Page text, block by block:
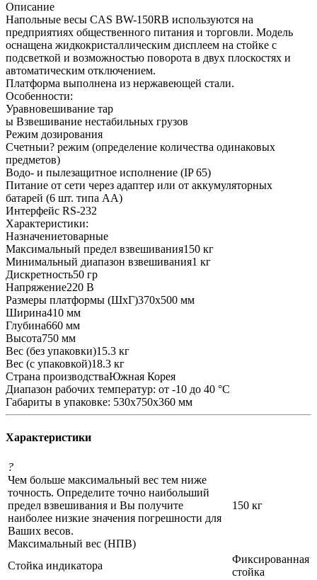
Описание
Напольные весы CAS BW-150RB используются на
предприятиях общественного питания и торговли. Модель
оснащена жидкокристаллическим дисплеем на стойке с
подсветкой и возможностью поворота в двух плоскостях и
автоматическим отключением.
Платформа выполнена из нержавеющей стали.
Особенности:
Уравновешивание тар
ы Взвешивание нестабильных грузов
Режим дозирования
Счетныи? режим (определение количества одинаковых
предметов)
Водо- и пылезащитное исполнение (IP 65)
Питание от сети через адаптер или от аккумуляторных
батарей (6 шт. типа AA)
Интерфейс RS-232
Характеристики:
Назначениетоварные
Максимальный предел взвешивания150 кг
Минимальный диапазон взвешивания1 кг
Дискретность50 гр
Напряжение220 В
Размеры платформы (ШxГ)370х500 мм
Ширина410 мм
Глубина660 мм
Высота750 мм
Вес (без упаковки)15.3 кг
Вес (с упаковкой)18.3 кг
Страна производстваЮжная Корея
Диапазон рабочих температур: от -10 до 40 °С
Габариты в упаковке: 530x750x360 мм
Характеристики
?
Чем больше максимальный вес тем ниже
точность. Определите точно наибольший
предел взвешивания и Вы получите
наиболее низкие значения погрешности для
Ваших весов.
Максимальный вес (НПВ)
150 кг
Стойка индикатора
Фиксированная
стойка